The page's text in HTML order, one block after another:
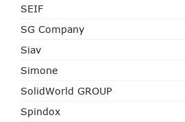
SEIF
SG Company
Siav
Simone
SolidWorld GROUP
Spindox